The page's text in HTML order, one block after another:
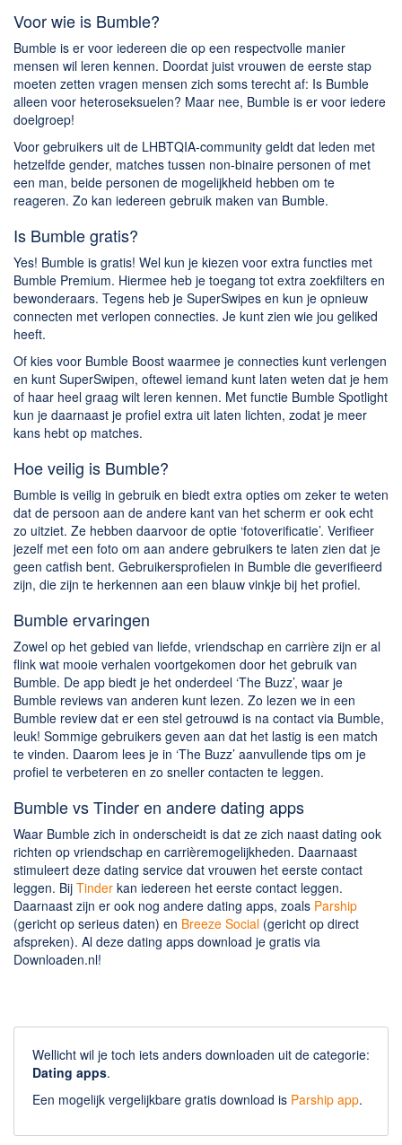
Voor wie is Bumble?
Bumble is er voor iedereen die op een respectvolle manier
mensen wil leren kennen. Doordat juist vrouwen de eerste stap
moeten zetten vragen mensen zich soms terecht af: Is Bumble
alleen voor heteroseksuelen? Maar nee, Bumble is er voor iedere
doelgroep!
Voor gebruikers uit de LHBTQIA-community geldt dat leden met
hetzelfde gender, matches tussen non-binaire personen of met
een man, beide personen de mogelijkheid hebben om te
reageren. Zo kan iedereen gebruik maken van Bumble.
Is Bumble gratis?
Yes! Bumble is gratis! Wel kun je kiezen voor extra functies met
Bumble Premium. Hiermee heb je toegang tot extra zoekfilters en
bewonderaars. Tegens heb je SuperSwipes en kun je opnieuw
connecten met verlopen connecties. Je kunt zien wie jou geliked
heeft.
Of kies voor Bumble Boost waarmee je connecties kunt verlengen
en kunt SuperSwipen, oftewel iemand kunt laten weten dat je hem
of haar heel graag wilt leren kennen. Met functie Bumble Spotlight
kun je daarnaast je profiel extra uit laten lichten, zodat je meer
kans hebt op matches.
Hoe veilig is Bumble?
Bumble is veilig in gebruik en biedt extra opties om zeker te weten
dat de persoon aan de andere kant van het scherm er ook echt
zo uitziet. Ze hebben daarvoor de optie ‘fotoverificatie’. Verifieer
jezelf met een foto om aan andere gebruikers te laten zien dat je
geen catfish bent. Gebruikersprofielen in Bumble die geverifieerd
zijn, die zijn te herkennen aan een blauw vinkje bij het profiel.
Bumble ervaringen
Zowel op het gebied van liefde, vriendschap en carrière zijn er al
flink wat mooie verhalen voortgekomen door het gebruik van
Bumble. De app biedt je het onderdeel ‘The Buzz’, waar je
Bumble reviews van anderen kunt lezen. Zo lezen we in een
Bumble review dat er een stel getrouwd is na contact via Bumble,
leuk! Sommige gebruikers geven aan dat het lastig is een match
te vinden. Daarom lees je in ‘The Buzz’ aanvullende tips om je
profiel te verbeteren en zo sneller contacten te leggen.
Bumble vs Tinder en andere dating apps
Waar Bumble zich in onderscheidt is dat ze zich naast dating ook
richten op vriendschap en carrièremogelijkheden. Daarnaast
stimuleert deze dating service dat vrouwen het eerste contact
leggen. Bij Tinder kan iedereen het eerste contact leggen.
Daarnaast zijn er ook nog andere dating apps, zoals Parship
(gericht op serieus daten) en Breeze Social (gericht op direct
afspreken). Al deze dating apps download je gratis via
Downloaden.nl!
Wellicht wil je toch iets anders downloaden uit de categorie:
Dating apps.
Een mogelijk vergelijkbare gratis download is Parship app.